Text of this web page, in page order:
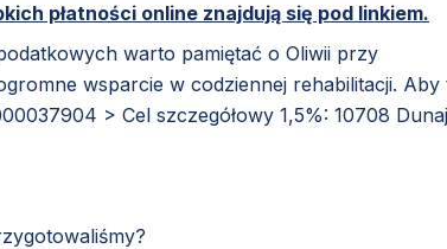
płatności online znajdują się pod linkiem.
warto pamiętać o Oliwii przy
wsparcie w codziennej rehabilitacji. Aby
> Cel szczegółowy 1,5%: 10708 Dunaj